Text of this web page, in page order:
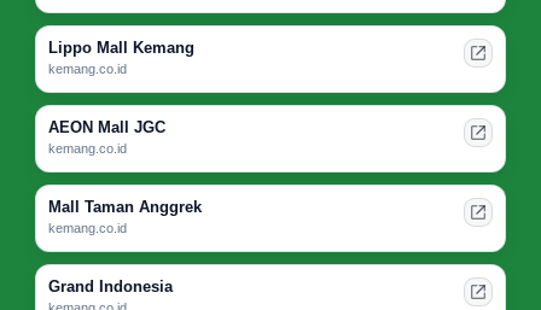
Lippo Mall Kemang
kemang.co.id
AEON Mall JGC
kemang.co.id
Mall Taman Anggrek
kemang.co.id
Grand Indonesia